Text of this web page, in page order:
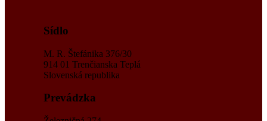
Sídlo
M. R. Štefánika 376/30
914 01 Trenčianska Teplá
Slovenská republika
Prevádzka